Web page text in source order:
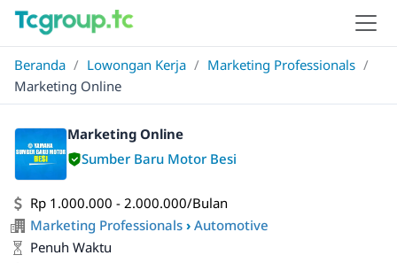
Beranda / Lowongan Kerja / Marketing Professionals /
Marketing Online
Marketing Online
Sumber Baru Motor Besi
Rp 1.000.000 - 2.000.000/Bulan
Marketing Professionals › Automotive
Penuh Waktu